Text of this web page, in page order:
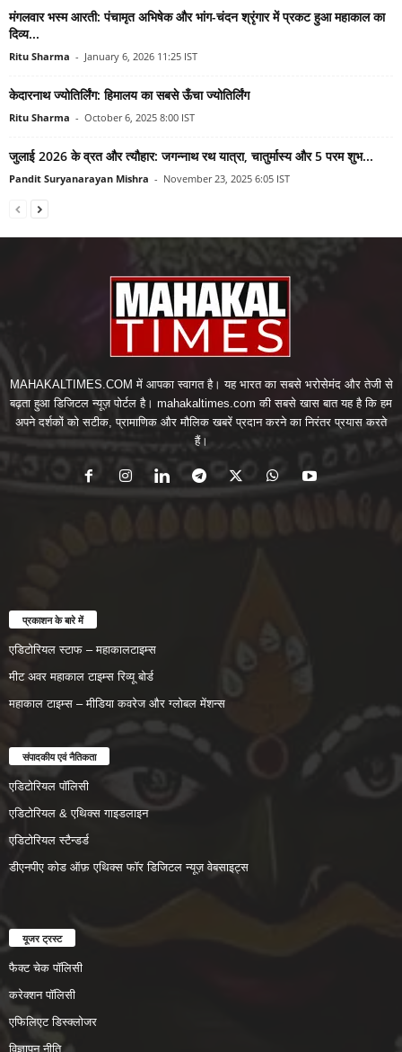
मंगलवार भस्म आरती: पंचामृत अभिषेक और भांग-चंदन श्रृंगार में प्रकट हुआ महाकाल का
दिव्य...
Ritu Sharma - January 6, 2026 11:25 IST
केदारनाथ ज्योतिर्लिंग: हिमालय का सबसे ऊँचा ज्योतिर्लिंग
Ritu Sharma - October 6, 2025 8:00 IST
जुलाई 2026 के व्रत और त्यौहार: जगन्नाथ रथ यात्रा, चातुर्मास्य और 5 परम शुभ...
Pandit Suryanarayan Mishra - November 23, 2025 6:05 IST
MAHAKALTIMES.COM में आपका स्वागत है। यह भारत का सबसे भरोसेमंद और तेजी से
बढ़ता हुआ डिजिटल न्यूज़ पोर्टल है। mahakaltimes.com की सबसे खास बात यह है कि हम
अपने दर्शकों को सटीक, प्रामाणिक और मौलिक खबरें प्रदान करने का निरंतर प्रयास करते
हैं।
प्रकाशन के बारे में
एडिटोरियल स्टाफ – महाकालटाइम्स
मीट अवर महाकाल टाइम्स रिव्यू बोर्ड
महाकाल टाइम्स – मीडिया कवरेज और ग्लोबल मेंशन्स
संपादकीय एवं नैतिकता
एडिटोरियल पॉलिसी
एडिटोरियल & एथिक्स गाइडलाइन
एडिटोरियल स्टैन्डर्ड
डीएनपीए कोड ऑफ़ एथिक्स फॉर डिजिटल न्यूज़ वेबसाइट्स
यूजर ट्रस्ट
फैक्ट चेक पॉलिसी
करेक्शन पॉलिसी
एफिलिएट डिस्क्लोजर
विज्ञापन नीति